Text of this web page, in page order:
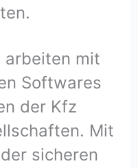
arbeiten mit
Softwares
der Kfz
Mit
sicheren